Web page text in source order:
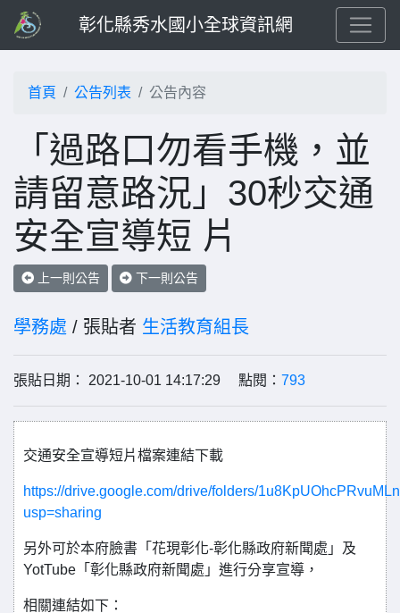
彰化縣秀水國小全球資訊網
首頁 公告列表 公告內容
「過路口勿看手機，並
請留意路況」30秒交通
安全宣導短 片
上一則公告 下一則公告
學務處 / 張貼者 生活教育組長
張貼日期： 2021-10-01 14:17:29 點閱： 793
交通安全宣導短片檔案連結下載
https://drive.google.com/drive/folders/
usp=sharing
另外可於本府臉書「花現彰化-彰化縣政府新聞處」及
YotTube「彰化縣政府新聞處」進行分享宣導，
相關連結如下：